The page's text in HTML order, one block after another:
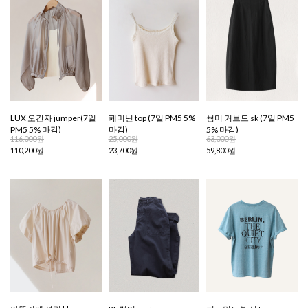
LUX 오간자 jumper(7일
PM5 5% 마감)
116,000원
110,200원
페미닌 top (7일 PM5 5%
마감)
25,000원
23,700원
썸머 커브드 sk (7일 PM5
5% 마감)
63,000원
59,800원